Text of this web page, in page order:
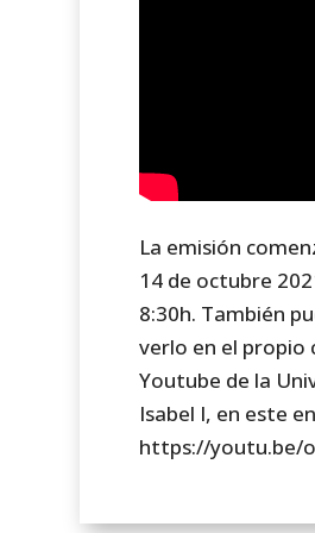
La emisión
14 de octubre
8:30h. También
verlo en el propio
Youtube de la
Isabel I, en este
https://youtu.be/